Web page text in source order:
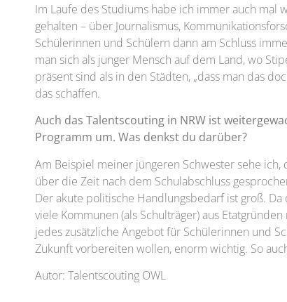
Im Laufe des Studiums habe ich immer auch mal
gehalten – über Journalismus,
Schülerinnen und Schülern dann am Schluss
man sich als junger Mensch auf dem Land, wo
präsent sind als in den Städten, „dass man das
das schaffen.
Auch das Talentscouting in NRW ist
Programm um. Was denkst du darüber?
Am Beispiel meiner jüngeren Schwester sehe
über die Zeit nach dem Schulabschluss
Der akute politische Handlungsbedarf ist groß.
viele Kommunen (als Schulträger) aus
jedes zusätzliche Angebot für Schülerinnen und
Zukunft vorbereiten wollen, enorm wichtig. So
Autor: Talentscouting OWL